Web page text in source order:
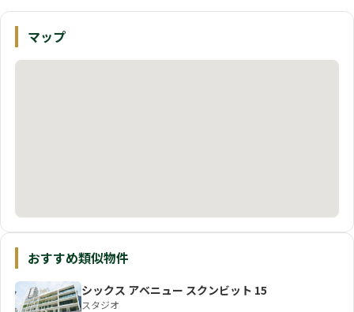
マップ
おすすめ類似物件
シックス アベニュー スクンビット 15
スタジオ